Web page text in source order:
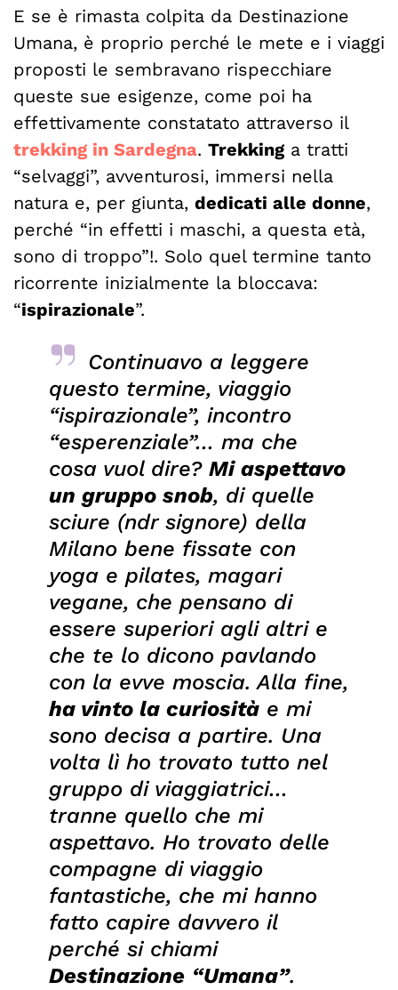
E se è rimasta colpita da Destinazione
Umana, è proprio perché le mete e i viaggi
proposti le sembravano rispecchiare
queste sue esigenze, come poi ha
effettivamente constatato attraverso il
trekking in Sardegna. Trekking a tratti
“selvaggi”, avventurosi, immersi nella
natura e, per giunta, dedicati alle donne,
perché “in effetti i maschi, a questa età,
sono di troppo”!. Solo quel termine tanto
ricorrente inizialmente la bloccava:
“ispirazionale”.
Continuavo a leggere
questo termine, viaggio
“ispirazionale”, incontro
“esperenziale”… ma che
cosa vuol dire? Mi aspettavo
un gruppo snob, di quelle
sciure (ndr signore) della
Milano bene fissate con
yoga e pilates, magari
vegane, che pensano di
essere superiori agli altri e
che te lo dicono pavlando
con la evve moscia. Alla fine,
ha vinto la curiosità e mi
sono decisa a partire. Una
volta lì ho trovato tutto nel
gruppo di viaggiatrici…
tranne quello che mi
aspettavo. Ho trovato delle
compagne di viaggio
fantastiche, che mi hanno
fatto capire davvero il
perché si chiami
Destinazione “Umana”.